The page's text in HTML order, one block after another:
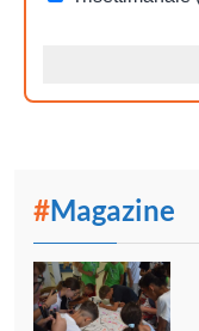
#Magazine